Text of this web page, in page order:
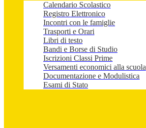
Calendario Scolastico
Registro Elettronico
Incontri con le famiglie
Trasporti e Orari
Libri di testo
Bandi e Borse di Studio
Iscrizioni Classi Prime
Versamenti economici alla scuola
Documentazione e Modulistica
Esami di Stato